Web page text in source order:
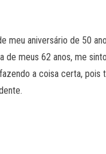
meu aniversário de 50
de meus 62 anos, me
a coisa certa,